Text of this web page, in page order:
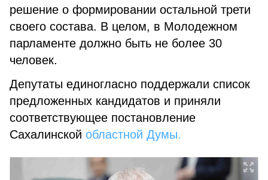
решение о формировании остальной трети
своего состава. В целом, в Молодежном
парламенте должно быть не более 30
человек.
Депутаты единогласно поддержали список
предложенных кандидатов и приняли
соответствующее постановление
Сахалинской областной Думы.